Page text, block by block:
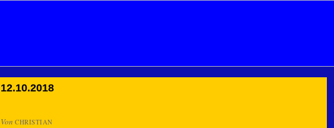
12.10.2018
Von CHRISTIAN